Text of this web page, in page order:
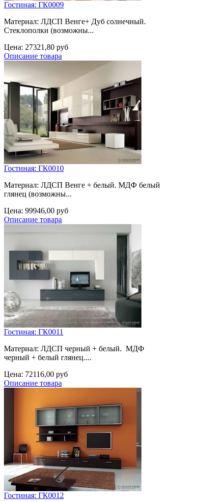
Гостиная: ГК0009
Материал: ЛДСП Венге+ Дуб солнечный.
Стеклополки (возможны...
Цена: 27321,80 руб
Описание товара
Гостиная: ГК0010
Материал: ЛДСП Венге + белый. МДФ белый
глянец (возможны...
Цена: 99946,00 руб
Описание товара
Гостиная: ГК0011
Материал: ЛДСП черный + белый. МДФ
черный + белый глянец....
Цена: 72116,00 руб
Описание товара
Гостиная: ГК0012